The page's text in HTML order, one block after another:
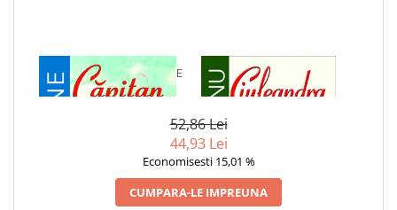
1 x CAPITAN LA 15 ANI DE
JULES VERNE
1 x CIULEANDRA
52,86 Lei
44,93 Lei
Economisesti 15,01 %
CUMPARA-LE IMPREUNA